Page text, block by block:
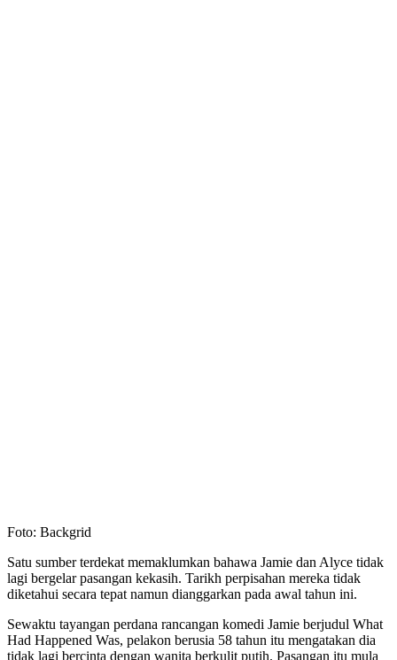
Foto: Backgrid
Satu sumber terdekat memaklumkan bahawa Jamie dan Alyce tidak
lagi bergelar pasangan kekasih. Tarikh perpisahan mereka tidak
diketahui secara tepat namun dianggarkan pada awal tahun ini.
Sewaktu tayangan perdana rancangan komedi Jamie berjudul What
Had Happened Was, pelakon berusia 58 tahun itu mengatakan dia
tidak lagi bercinta dengan wanita berkulit putih. Pasangan itu mula